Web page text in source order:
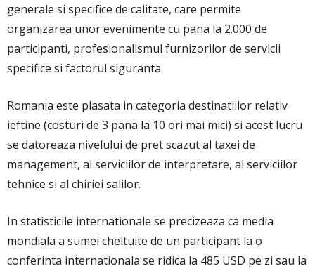
generale si specifice de calitate, care permite
organizarea unor evenimente cu pana la 2.000 de
participanti, profesionalismul furnizorilor de servicii
specifice si factorul siguranta.
Romania este plasata in categoria destinatiilor relativ
ieftine (costuri de 3 pana la 10 ori mai mici) si acest lucru
se datoreaza nivelului de pret scazut al taxei de
management, al serviciilor de interpretare, al serviciilor
tehnice si al chiriei salilor.
In statisticile internationale se precizeaza ca media
mondiala a sumei cheltuite de un participant la o
conferinta internationala se ridica la 485 USD pe zi sau la